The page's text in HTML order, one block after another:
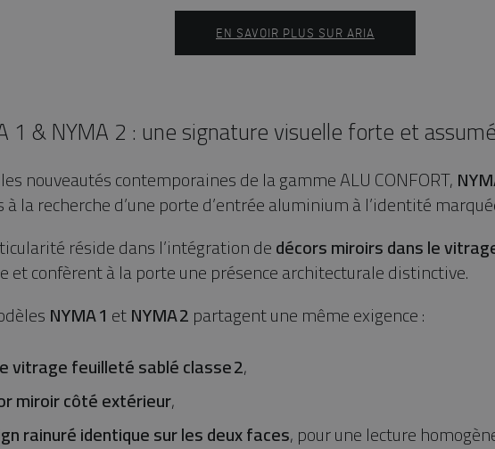
EN SAVOIR PLUS SUR ARIA
1 & NYMA 2 : une signature visuelle forte et
nouveautés contemporaines de la gamme ALU CONFORT,
la recherche d’une porte d’entrée aluminium à l’identité
réside dans l’intégration dedécors miroirs dans le
et confèrent à la porte une présence architecturale distinctive.
NYMA1 etNYMA2partagent une même exigence :
vitrage feuilleté sablé classe2,
miroir côté extérieur,
rainuré identique sur les deux faces, pour une lecture